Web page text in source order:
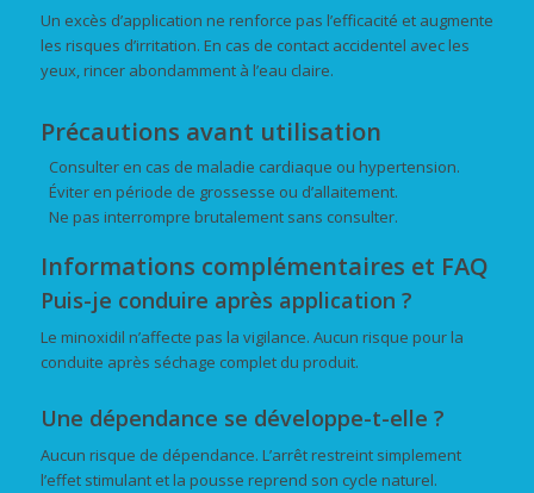
Un excès d’application ne renforce pas l’efficacité et augmente
les risques d’irritation. En cas de contact accidentel avec les
yeux, rincer abondamment à l’eau claire.
Précautions avant utilisation
Consulter en cas de maladie cardiaque ou hypertension.
Éviter en période de grossesse ou d’allaitement.
Ne pas interrompre brutalement sans consulter.
Informations complémentaires et FAQ
Puis-je conduire après application ?
Le minoxidil n’affecte pas la vigilance. Aucun risque pour la
conduite après séchage complet du produit.
Une dépendance se développe-t-elle ?
Aucun risque de dépendance. L’arrêt restreint simplement
l’effet stimulant et la pousse reprend son cycle naturel.